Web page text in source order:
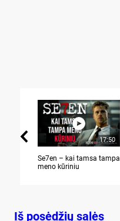
17:50
Se7en – kai tamsa tampa
meno kūriniu
Iš posėdžių salės